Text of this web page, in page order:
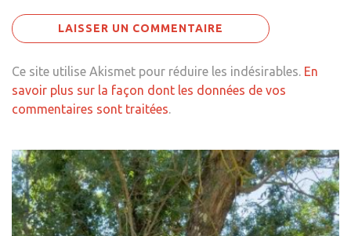
Ce site utilise Akismet pour réduire les indésirables. En
savoir plus sur la façon dont les données de vos
commentaires sont traitées.